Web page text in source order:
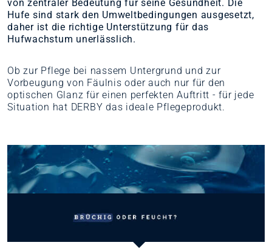
von zentraler Bedeutung für seine Gesundheit. Die
Hufe sind stark den Umweltbedingungen ausgesetzt,
daher ist die richtige Unterstützung für das
Hufwachstum unerlässlich.
Ob zur Pflege bei nassem Untergrund und zur
Vorbeugung von Fäulnis oder auch nur für den
optischen Glanz für einen perfekten Auftritt - für jede
Situation hat DERBY das ideale Pflegeprodukt.